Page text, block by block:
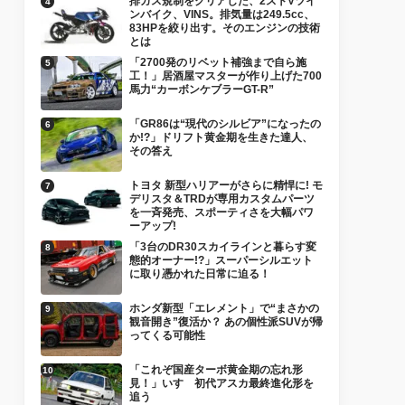
ンバイク、VINS。排気量は249.5cc、
83HPを絞り出す。そのエンジンの技術
とは
「2700発のリベット補強まで自ら施
工！」居酒屋マスターが作り上げた700
馬力“カーボンケブラーGT-R”
「GR86は“現代のシルビア”になったの
か!?」ドリフト黄金期を生きた達人、
その答え
トヨタ 新型ハリアーがさらに精悍に! モ
デリスタ＆TRDが専用カスタムパーツ
を一斉発売、スポーティさを大幅パワ
ーアップ!
「3台のDR30スカイラインと暮らす変
態的オーナー!?」スーパーシルエット
に取り憑かれた日常に迫る！
ホンダ新型「エレメント」で“まさかの
観音開き”復活か？ あの個性派SUVが帰
ってくる可能性
「これぞ国産ターボ黄金期の忘れ形
見！」いすゞ初代アスカ最終進化形を
追う